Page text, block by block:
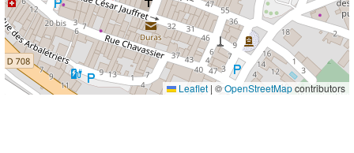
Leaflet | ©OpenStreetMapcontributors